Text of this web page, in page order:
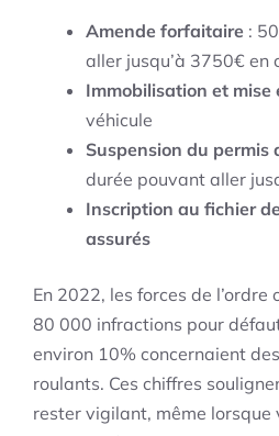
Amende forfaitaire :
aller jusqu’à 3750€ en
Immobilisation et mise
véhicule
Suspension du permis
durée pouvant aller
Inscription au fichier
assurés
En 2022, les forces de
80 000 infractions pour
environ 10% concernaient
roulants. Ces chiffres
rester vigilant, même